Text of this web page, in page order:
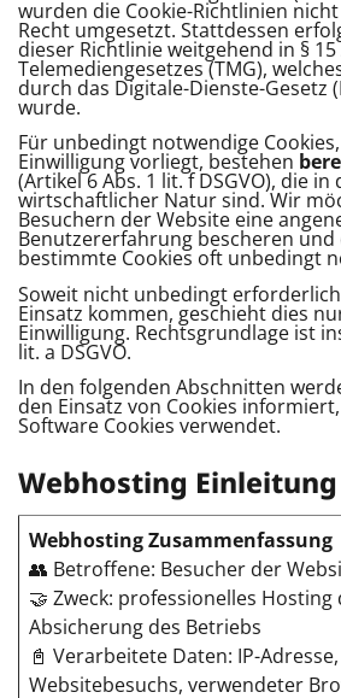
wurden die Cookie-Richtlinien
Recht umgesetzt. Stattdessen
dieser Richtlinie weitgehend in § 15
Telemediengesetzes (TMG),
durch das Digitale-Dienste-Gesetz
wurde.
Für unbedingt notwendige
Einwilligung vorliegt, bestehen
(Artikel 6 Abs. 1 lit. f DSGVO), die
wirtschaftlicher Natur sind. Wir
Besuchern der Website eine
Benutzererfahrung bescheren und
bestimmte Cookies oft unbedingt
Soweit nicht unbedingt
Einsatz kommen, geschieht dies
Einwilligung. Rechtsgrundlage ist
lit. a DSGVO.
In den folgenden Abschnitten
den Einsatz von Cookies
Software Cookies verwendet.
Webhosting Einleitung
Webhosting Zusammenfassung
👥 Betroffene: Besucher der
🤝 Zweck: professionelles
Absicherung des Betriebs
📓 Verarbeitete Daten: IP-
Websitebesuchs, verwendeter